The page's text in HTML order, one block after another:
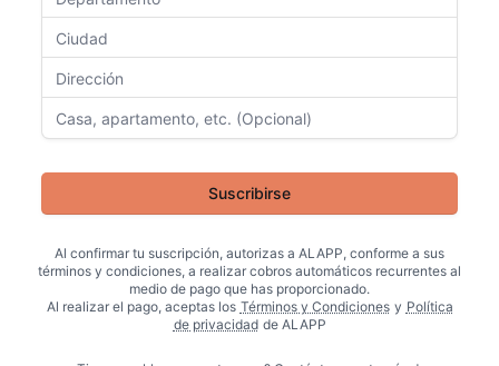
Suscribirse
Al confirmar tu suscripción, autorizas a ALAPP, conforme a sus
términos y condiciones, a realizar cobros automáticos recurrentes al
medio de pago que has proporcionado.
Al realizar el pago, aceptas los Términos y Condiciones y Política
de privacidad de ALAPP